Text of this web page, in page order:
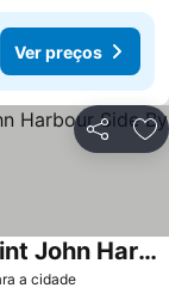
Ver preços
Partilhar
a cidadeVer
Holiday Inn Express & Suites Saint John Harbour Side By Ihg